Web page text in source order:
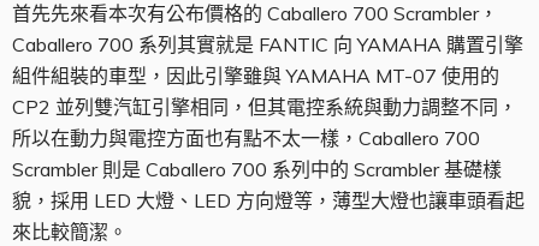
首先先來看本次有公布價格的 Caballero 700 Scrambler，
Caballero 700 系列其實就是 FANTIC 向 YAMAHA 購置引擎
組件組裝的車型，因此引擎雖與 YAMAHA MT-07 使用的
CP2 並列雙汽缸引擎相同，但其電控系統與動力調整不同，
所以在動力與電控方面也有點不太一樣，Caballero 700
Scrambler 則是 Caballero 700 系列中的 Scrambler 基礎樣
貌，採用 LED 大燈、LED 方向燈等，薄型大燈也讓車頭看起
來比較簡潔。